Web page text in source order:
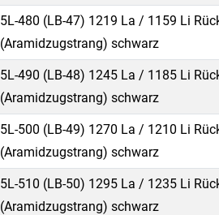
5L-480 (LB-47) 1219 La / 1159 Li
(Aramidzugstrang) schwarz
5L-490 (LB-48) 1245 La / 1185 Li
(Aramidzugstrang) schwarz
5L-500 (LB-49) 1270 La / 1210 Li
(Aramidzugstrang) schwarz
5L-510 (LB-50) 1295 La / 1235 Li
(Aramidzugstrang) schwarz